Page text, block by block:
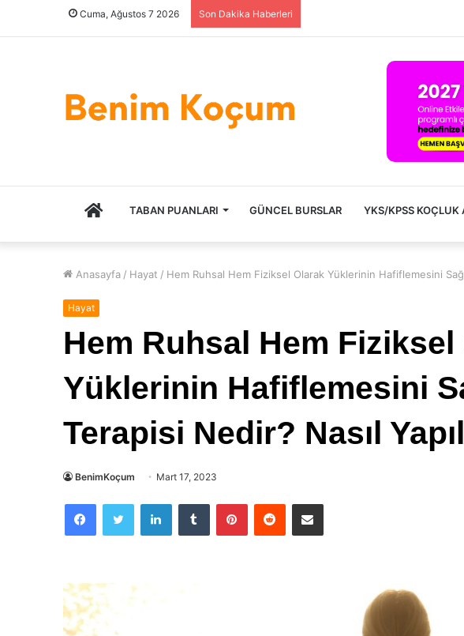
Cuma, Ağustos 7 2026 Son Dakika Haberleri
ANASAYFATABAN PUANLARI GÜNCEL BURSLAR YKS/KPSS KOÇLUK
Anasayfa / Hayat / Hem Ruhsal Hem Fiziksel Olarak Yüklerinin Hafiflemesini
Hayat
Hem Ruhsal Hem Fiziksel
Yüklerinin Hafiflemesini
Terapisi Nedir? Nasıl
BenimKoçum Mart 17, 2023
FacebookTwitter LinkedInTumblr PinterestReddit E-Posta ile paylaş